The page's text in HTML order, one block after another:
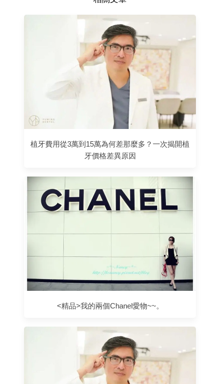
植牙費用從3萬到15萬為何差那麼多？一次揭開植
牙價格差異原因
<精品>我的兩個Chanel愛物~~。